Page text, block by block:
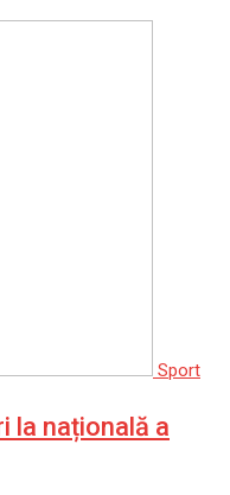
Sport
la națională a